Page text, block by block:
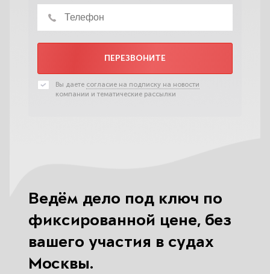
ПЕРЕЗВОНИТЕ
Вы даете согласие на подписку на новости
компании и тематические рассылки
Ведём дело под ключ по
фиксированной цене, без
вашего участия в судах
Москвы.